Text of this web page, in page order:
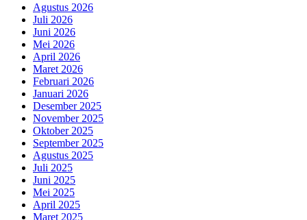
Agustus 2026
Juli 2026
Juni 2026
Mei 2026
April 2026
Maret 2026
Februari 2026
Januari 2026
Desember 2025
November 2025
Oktober 2025
September 2025
Agustus 2025
Juli 2025
Juni 2025
Mei 2025
April 2025
Maret 2025